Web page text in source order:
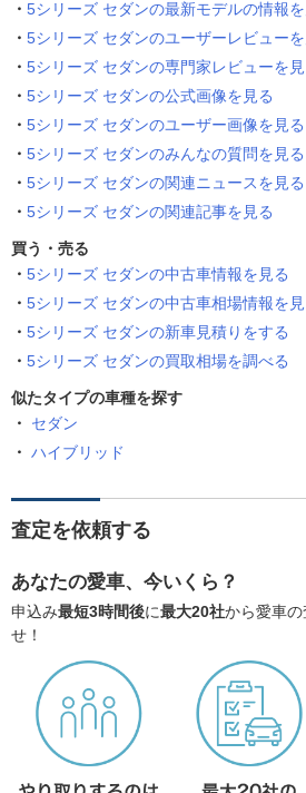
5シリーズ セダンの最新モデルの情報
5シリーズ セダンのユーザーレビュー
5シリーズ セダンの専門家レビューを見
5シリーズ セダンの公式画像を見る
5シリーズ セダンのユーザー画像を見る
5シリーズ セダンのみんなの質問を見る
5シリーズ セダンの関連ニュースを見る
5シリーズ セダンの関連記事を見る
買う・売る
5シリーズ セダンの中古車情報を見る
5シリーズ セダンの中古車相場情報を見
5シリーズ セダンの新車見積りをする
5シリーズ セダンの買取相場を調べる
似たタイプの車種を探す
セダン
ハイブリッド
査定を依頼する
あなたの愛車、今いくら？
申込み最短3時間後に最大20社から愛車
せ！